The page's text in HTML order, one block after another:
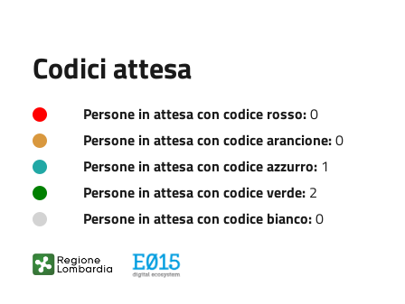
Codici attesa
Persone in attesa con codice rosso:0
Persone in attesa con codice arancione:0
Persone in attesa con codice azzurro: 1
Persone in attesa con codice verde: 2
Persone in attesa con codice bianco:0